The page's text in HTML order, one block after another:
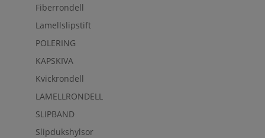
Fiberrondell
Lamellslipstift
POLERING
KAPSKIVA
Kvickrondell
LAMELLRONDELL
SLIPBAND
Slipdukshylsor